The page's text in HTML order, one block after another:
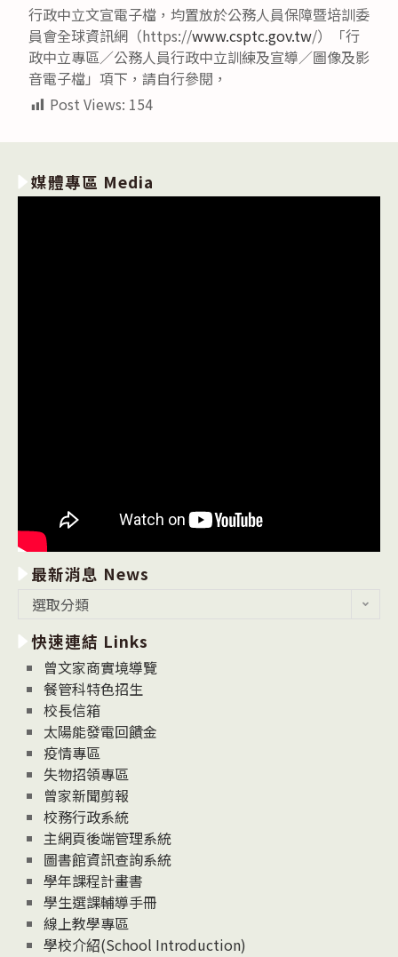
行政中立文宣電子檔，均置放於公務人員保障暨培訓委
員會全球資訊網（https://www.csptc.gov.tw/）「行
政中立專區／公務人員行政中立訓練及宣導／圖像及影
音電子檔」項下，請自行參閱，
Post Views: 154
媒體專區 Media
最新消息 News
消
息
News
選取分類
快速連結 Links
曾文家商實境導覽
餐管科特色招生
校長信箱
太陽能發電回饋金
疫情專區
失物招領專區
曾家新聞剪報
校務行政系統
主網頁後端管理系統
圖書館資訊查詢系統
學年課程計畫書
學生選課輔導手冊
線上教學專區
學校介紹(School Introduction)